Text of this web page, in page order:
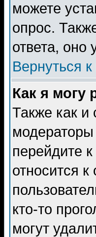
можете
опрос.
ответа, оно
Вернуться
Как я могу
Также как и
перейдите
относится
кто-то
могут